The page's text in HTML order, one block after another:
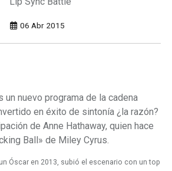
06 Abr 2015
un nuevo programa de la cadena
en éxito de sintonía ¿la razón?
de Anne Hathaway, quien hace
Ball» de Miley Cyrus.
Óscar en 2013, subió el escenario con un top